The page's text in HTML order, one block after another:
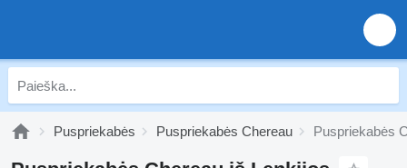
Puspriekabės Puspriekabės Chereau Puspriekabės